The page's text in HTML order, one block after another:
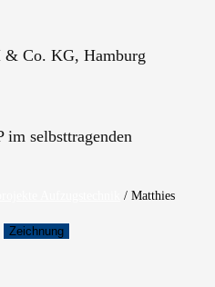
& Co. KG, Hamburg
selbsttragenden
/ Matthies
Zeichnung